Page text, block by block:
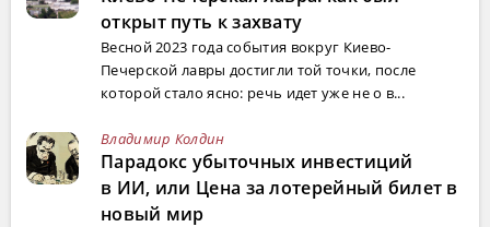
открыт путь к захвату
Весной 2023 года события вокруг Киево-
Печерской лавры достигли той точки, после
которой стало ясно: речь идет уже не о в...
Владимир Колдин
Парадокс убыточных инвестиций
в ИИ, или Цена за лотерейный билет в
новый мир